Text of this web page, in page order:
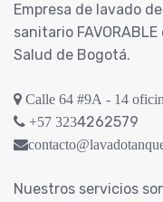
Empresa de lavado
sanitario
Salud de Bogotá.
Calle 64 #9A - 14
+57 3234262579
Nuestros servicios